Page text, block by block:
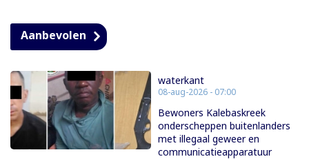
Aanbevolen
waterkant
08-aug-2026 - 07:00
Bewoners Kalebaskreek
onderscheppen buitenlanders
met illegaal geweer en
communicatieapparatuur